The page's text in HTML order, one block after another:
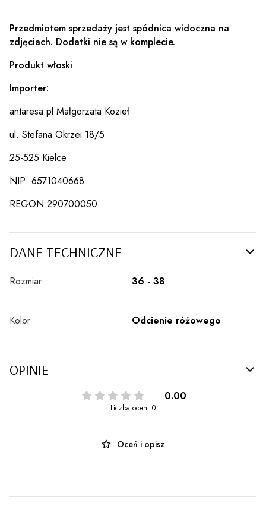
Przedmiotem sprzedaży jest spódnica widoczna na
zdjęciach. Dodatki nie są w komplecie.
Produkt włoski
Importer:
antaresa.pl Małgorzata Kozieł
ul. Stefana Okrzei 18/5
25-525 Kielce
NIP: 6571040668
REGON 290700050
DANE TECHNICZNE
Rozmiar 36 - 38
Kolor Odcienie różowego
OPINIE
0.00
Liczba ocen: 0
Oceń i opisz